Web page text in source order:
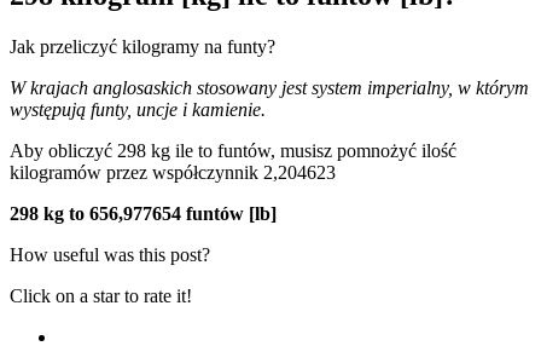
Jak przeliczyć kilogramy na funty?
W krajach anglosaskich stosowany jest system imperialny, w którym
występują funty, uncje i kamienie.
Aby obliczyć 298 kg ile to funtów, musisz pomnożyć ilość
kilogramów przez współczynnik 2,204623
298 kg to 656,977654 funtów [lb]
How useful was this post?
Click on a star to rate it!